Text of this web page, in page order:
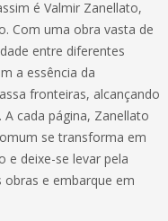
é Valmir Zanellato,
Com uma obra vasta de
entre diferentes
a essência da
fronteiras, alcançando
cada página, Zanellato
se transforma em
e deixe-se levar pela
obras e embarque em